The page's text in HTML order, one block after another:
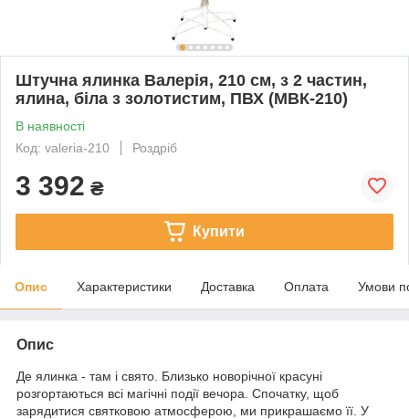
Штучна ялинка Валерія, 210 см, з 2 частин,
ялина, біла з золотистим, ПВХ (МВК-210)
В наявності
Код: valeria-210
Роздріб
3 392 ₴
Купити
Опис Характеристики Доставка Оплата Умови
Опис
Де ялинка - там і свято. Близько новорічної красуні
розгортаються всі магічні події вечора. Спочатку, щоб
зарядитися святковою атмосферою, ми прикрашаємо її. У